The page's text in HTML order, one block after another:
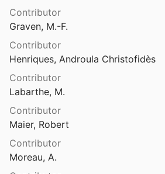
de la philosophie
de la philosophie
Contributor
Graven, M.-F.
Contributor
Henriques, Androula Christofidès
Contributor
Labarthe, M.
Contributor
Maier, Robert
Contributor
Moreau, A.